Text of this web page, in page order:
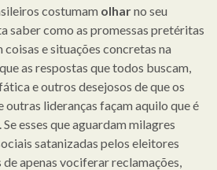
costumam olharno seu
saber como as promessas pretéritas
e situações concretas na
as respostas que todos buscam,
e outros desejosos de que os
lideranças façam aquilo que é
esses que aguardam milagres
satanizadas pelos eleitores
apenas vociferar reclamações,